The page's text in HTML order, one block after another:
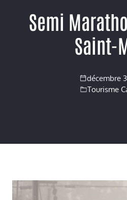
Semi
Saint-
décembre
Tourisme